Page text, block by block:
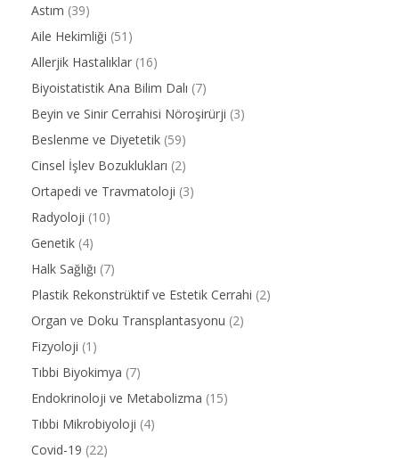
Astım (39)
Aile Hekimliği (51)
Allerjik Hastalıklar (16)
Biyoistatistik Ana Bilim Dalı (7)
Beyin ve Sinir Cerrahisi Nöroşirürji (3)
Beslenme ve Diyetetik (59)
Cinsel İşlev Bozuklukları (2)
Ortapedi ve Travmatoloji (3)
Radyoloji (10)
Genetik (4)
Halk Sağlığı (7)
Plastik Rekonstrüktif ve Estetik Cerrahi (2)
Organ ve Doku Transplantasyonu (2)
Fizyoloji (1)
Tıbbi Biyokimya (7)
Endokrinoloji ve Metabolizma (15)
Tıbbi Mikrobiyoloji (4)
Covid-19 (22)